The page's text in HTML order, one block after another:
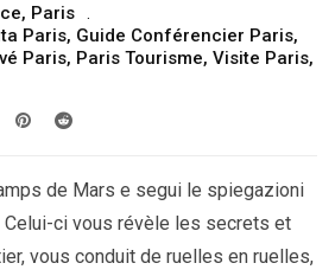
, Paris
Paris, Guide Conférencier Paris,
Paris, Paris Tourisme, Visite Paris,
de Mars e segui le spiegazioni
Celui-ci vous révèle les secrets et
vous conduit de ruelles en ruelles,